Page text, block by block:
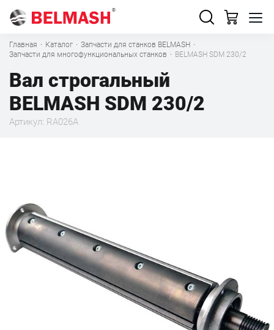
Главная · Каталог · Запчасти для станков BELMASH ·
Запчасти для многофункциональных станков · BELMASH SDM 230/2
Вал строгальный
BELMASH SDM 230/2
Артикул: RA026A